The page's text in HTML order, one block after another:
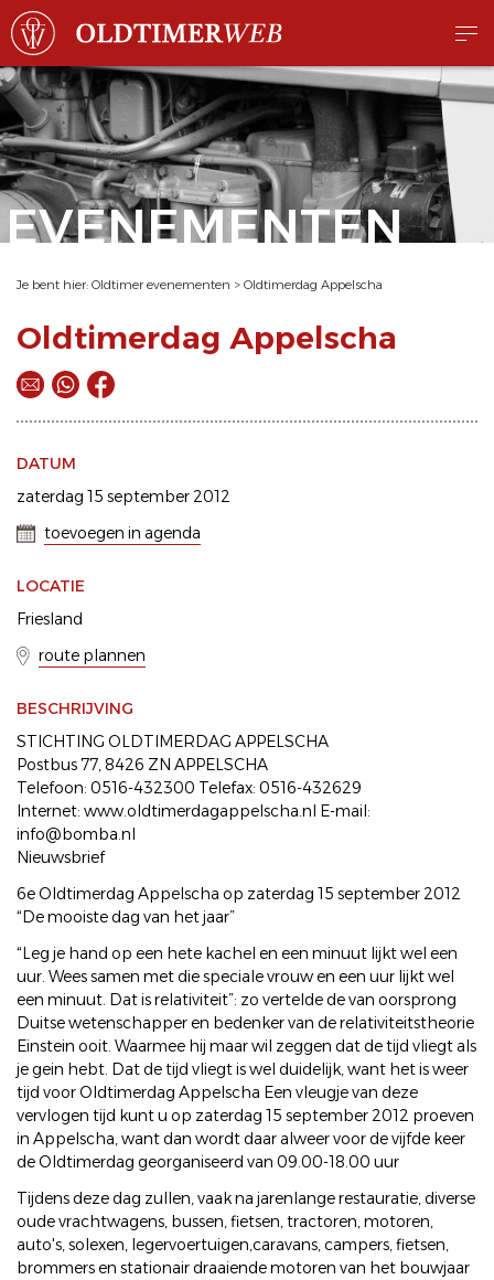
EVENEMENTEN
Je bent hier: Oldtimer evenementen > Oldtimerdag Appelscha
Oldtimerdag Appelscha
DATUM
zaterdag 15 september 2012
toevoegen in agenda
LOCATIE
Friesland
route plannen
BESCHRIJVING
STICHTING OLDTIMERDAG APPELSCHA
Postbus 77, 8426 ZN APPELSCHA
Telefoon: 0516-432300 Telefax: 0516-432629
Internet: www.oldtimerdagappelscha.nl E-mail:
info@bomba.nl
Nieuwsbrief
6e Oldtimerdag Appelscha op zaterdag 15 september 2012
“De mooiste dag van het jaar”
“Leg je hand op een hete kachel en een minuut lijkt wel een
uur. Wees samen met die speciale vrouw en een uur lijkt wel
een minuut. Dat is relativiteit”: zo vertelde de van oorsprong
Duitse wetenschapper en bedenker van de relativiteitstheorie
Einstein ooit. Waarmee hij maar wil zeggen dat de tijd vliegt als
je gein hebt. Dat de tijd vliegt is wel duidelijk, want het is weer
tijd voor Oldtimerdag Appelscha Een vleugje van deze
vervlogen tijd kunt u op zaterdag 15 september 2012 proeven
in Appelscha, want dan wordt daar alweer voor de vijfde keer
de Oldtimerdag georganiseerd van 09.00-18.00 uur
Tijdens deze dag zullen, vaak na jarenlange restauratie, diverse
oude vrachtwagens, bussen, fietsen, tractoren, motoren,
auto's, solexen, legervoertuigen,caravans, campers, fietsen,
brommers en stationair draaiende motoren van het bouwjaar